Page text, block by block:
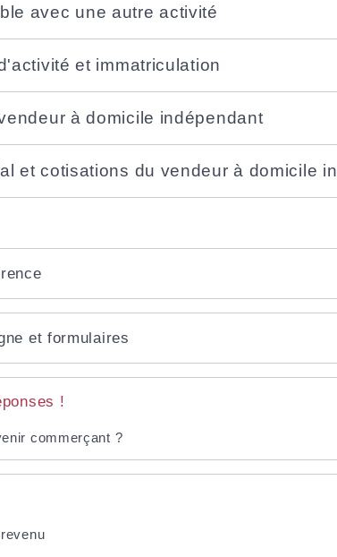
avec une autre activité
et immatriculation
à domicile indépendant
et cotisations du vendeur à domicile
et formulaires
!
commerçant ?